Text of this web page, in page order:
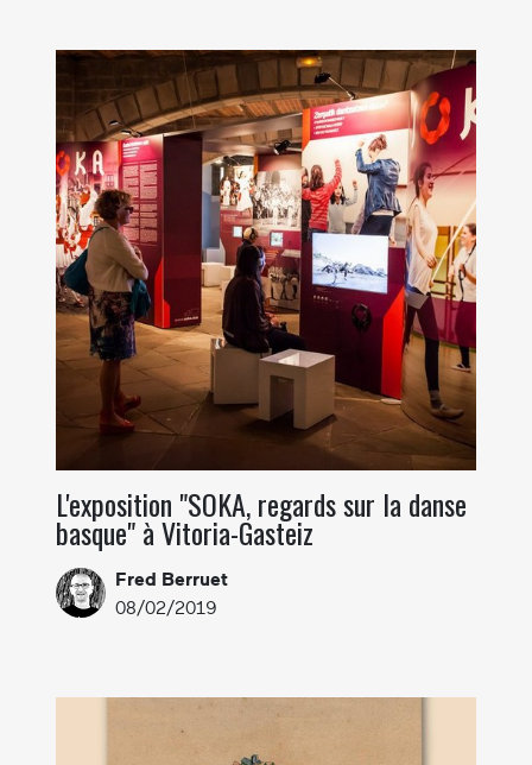
L'exposition "SOKA, regards sur la danse
basque" à Vitoria-Gasteiz
Fred Berruet
08/02/2019